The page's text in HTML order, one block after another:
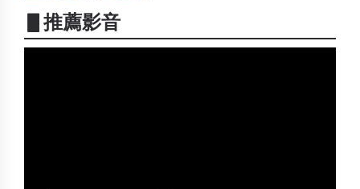
▋推薦影音